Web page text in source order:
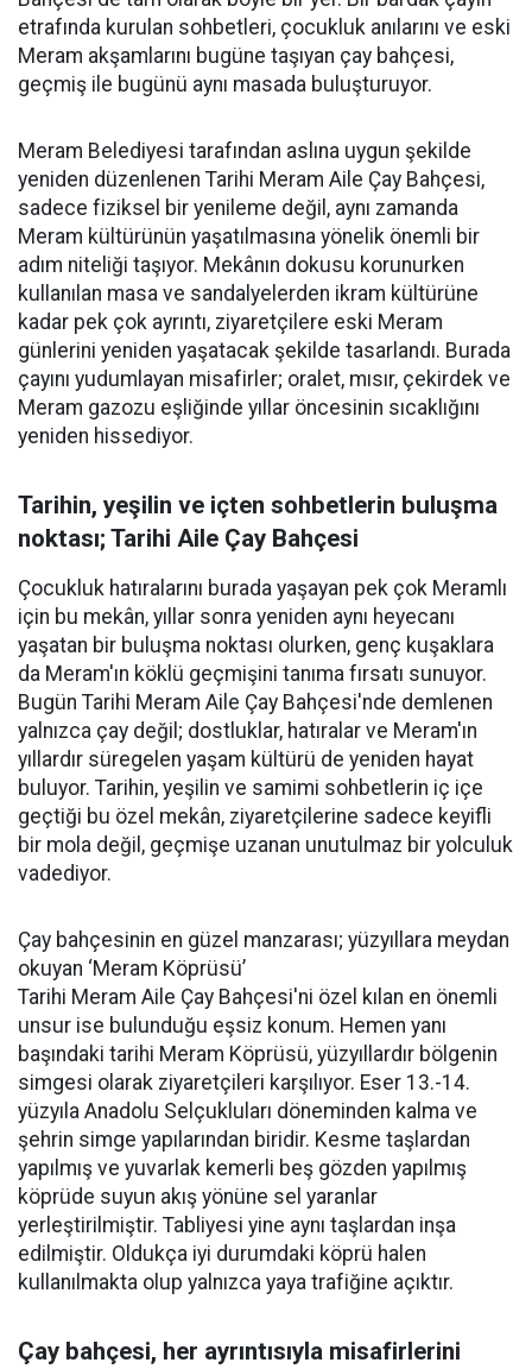
etrafında kurulan sohbetleri, çocukluk anılarını ve eski
Meram akşamlarını bugüne taşıyan çay bahçesi,
geçmiş ile bugünü aynı masada buluşturuyor.
Meram Belediyesi tarafından aslına uygun şekilde
yeniden düzenlenen Tarihi Meram Aile Çay Bahçesi,
sadece fiziksel bir yenileme değil, aynı zamanda
Meram kültürünün yaşatılmasına yönelik önemli bir
adım niteliği taşıyor. Mekânın dokusu korunurken
kullanılan masa ve sandalyelerden ikram kültürüne
kadar pek çok ayrıntı, ziyaretçilere eski Meram
günlerini yeniden yaşatacak şekilde tasarlandı. Burada
çayını yudumlayan misafirler; oralet, mısır, çekirdek ve
Meram gazozu eşliğinde yıllar öncesinin sıcaklığını
yeniden hissediyor.
Tarihin, yeşilin ve içten sohbetlerin buluşma
noktası; Tarihi Aile Çay Bahçesi
Çocukluk hatıralarını burada yaşayan pek çok Meramlı
için bu mekân, yıllar sonra yeniden aynı heyecanı
yaşatan bir buluşma noktası olurken, genç kuşaklara
da Meram'ın köklü geçmişini tanıma fırsatı sunuyor.
Bugün Tarihi Meram Aile Çay Bahçesi'nde demlenen
yalnızca çay değil; dostluklar, hatıralar ve Meram'ın
yıllardır süregelen yaşam kültürü de yeniden hayat
buluyor. Tarihin, yeşilin ve samimi sohbetlerin iç içe
geçtiği bu özel mekân, ziyaretçilerine sadece keyifli
bir mola değil, geçmişe uzanan unutulmaz bir yolculuk
vadediyor.
Çay bahçesinin en güzel manzarası; yüzyıllara meydan
okuyan ‘Meram Köprüsü’
Tarihi Meram Aile Çay Bahçesi'ni özel kılan en önemli
unsur ise bulunduğu eşsiz konum. Hemen yanı
başındaki tarihi Meram Köprüsü, yüzyıllardır bölgenin
simgesi olarak ziyaretçileri karşılıyor. Eser 13.-14.
yüzyıla Anadolu Selçukluları döneminden kalma ve
şehrin simge yapılarından biridir. Kesme taşlardan
yapılmış ve yuvarlak kemerli beş gözden yapılmış
köprüde suyun akış yönüne sel yaranlar
yerleştirilmiştir. Tabliyesi yine aynı taşlardan inşa
edilmiştir. Oldukça iyi durumdaki köprü halen
kullanılmakta olup yalnızca yaya trafiğine açıktır.
Çay bahçesi, her ayrıntısıyla misafirlerini